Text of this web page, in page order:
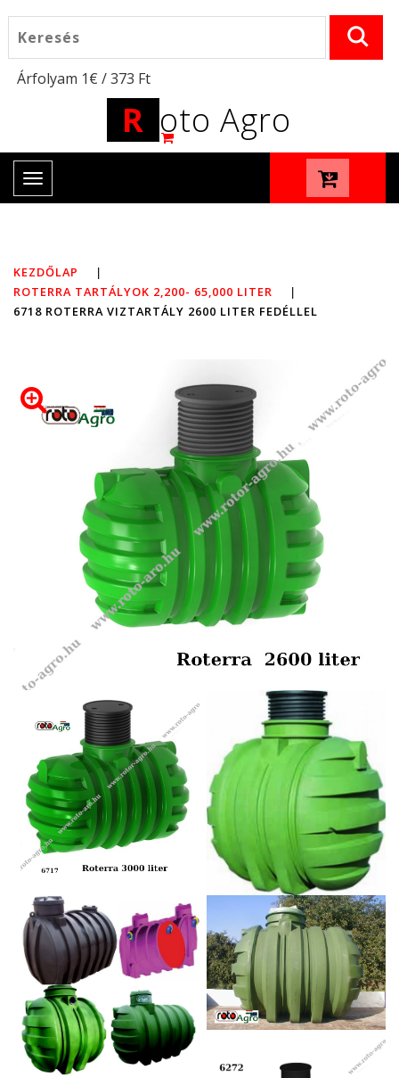
Árfolyam 1€ / 373 Ft
R oto Agro
Toggle
navigation
KEZDŐLAP
|
ROTERRA TARTÁLYOK 2,200- 65,000 LITER
|
6718 ROTERRA VIZTARTÁLY 2600 LITER FEDÉLLEL